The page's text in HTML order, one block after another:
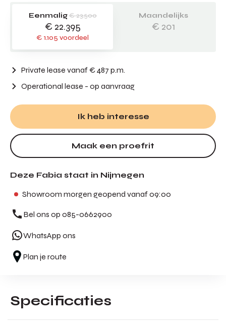
Eenmalig€ 23.500
€ 22.395
€ 1.105 voordeel
Maandelijks
€ 201
Private lease vanaf € 487 p.m.
Operational lease - op aanvraag
Ik heb interesse
Maak een proefrit
Deze Fabia staat in Nijmegen
Showroom morgen geopend vanaf 09:00
Bel ons op 085-0662900
WhatsApp ons
Plan je route
Specificaties